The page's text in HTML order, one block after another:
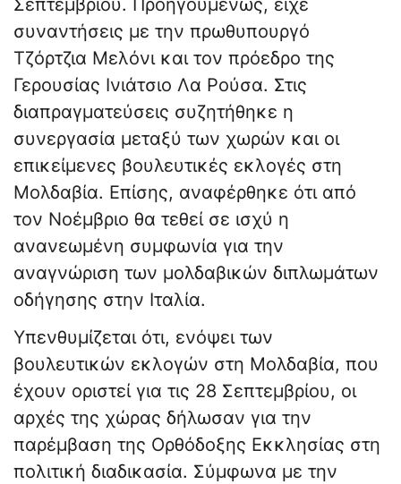
Σεπτεμβρίου. Προηγουμένως, είχε
συναντήσεις με την πρωθυπουργό
Τζόρτζια Μελόνι και τον πρόεδρο της
Γερουσίας Ινιάτσιο Λα Ρούσα. Στις
διαπραγματεύσεις συζητήθηκε η
συνεργασία μεταξύ των χωρών και οι
επικείμενες βουλευτικές εκλογές στη
Μολδαβία. Επίσης, αναφέρθηκε ότι από
τον Νοέμβριο θα τεθεί σε ισχύ η
ανανεωμένη συμφωνία για την
αναγνώριση των μολδαβικών διπλωμάτων
οδήγησης στην Ιταλία.
Υπενθυμίζεται ότι, ενόψει των
βουλευτικών εκλογών στη Μολδαβία, που
έχουν οριστεί για τις 28 Σεπτεμβρίου, οι
αρχές της χώρας δήλωσαν για την
παρέμβαση της Ορθόδοξης Εκκλησίας στη
πολιτική διαδικασία. Σύμφωνα με την